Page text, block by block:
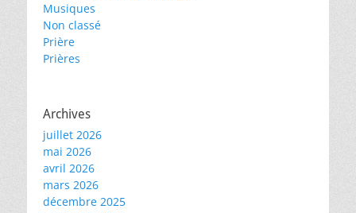
Musiques
Non classé
Prière
Prières
Archives
juillet 2026
mai 2026
avril 2026
mars 2026
décembre 2025